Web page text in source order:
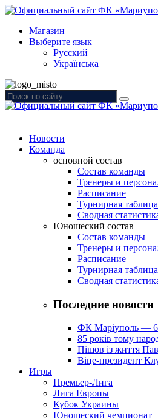
Магазин
Выберите язык
Русский
Українська
Новости
Команда
основной состав
Состав команды
Тренеры и
Расписание
Турнирная таблица
Сводная
Юношеский состав
Состав команды
Тренеры и
Расписание
Турнирная таблица
Сводная
Последние новости
ФК Маріуполь — 64
85 років тому
Пішов із життя
Віце-президент
Игры
Премьер-Лига
Лига Европы
Кубок Украины
Юношеский чемпионат